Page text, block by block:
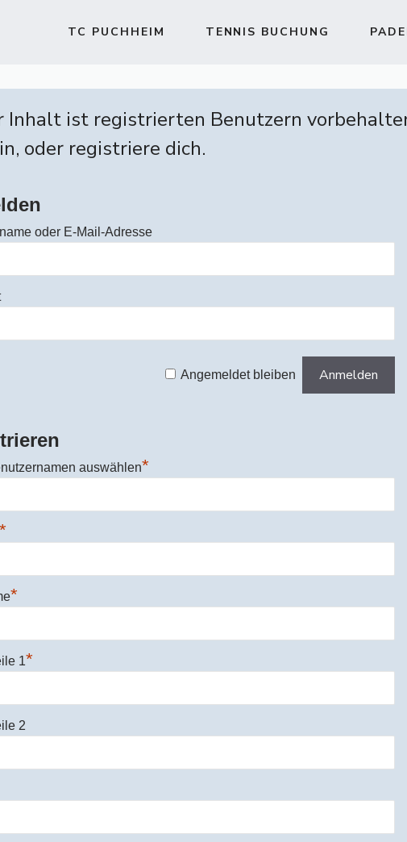
TC PUCHHEIM TENNIS BUCHUNG
Inhalt ist registrierten Benutzern
oder registriere dich.
oder E-Mail-Adresse
Angemeldet bleiben
auswählen*
*
*
1*
2